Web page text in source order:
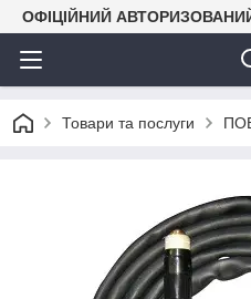
ОФІЦІЙНИЙ АВТОРИЗОВАНИЙ
Товари та послуги